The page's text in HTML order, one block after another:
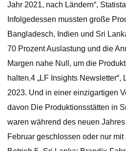
Jahr 2021, nach Ländern“,
Infolgedessen mussten große
Bangladesch, Indien und Sri
70 Prozent Auslastung und die
Margen nahe Null, um die
halten.4 „LF Insights Newsletter“,
2023. Und in einer einzigartigen
davon Die Produktionsstätten in
waren während des neuen
Februar geschlossen oder nur